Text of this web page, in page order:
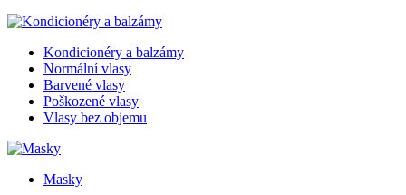
Kondicionéry a balzámy
Normální vlasy
Barvené vlasy
Poškozené vlasy
Vlasy bez objemu
Masky